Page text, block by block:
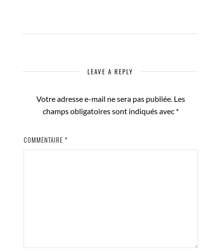
LEAVE A REPLY
Votre adresse e-mail ne sera pas publiée. Les
champs obligatoires sont indiqués avec *
COMMENTAIRE *